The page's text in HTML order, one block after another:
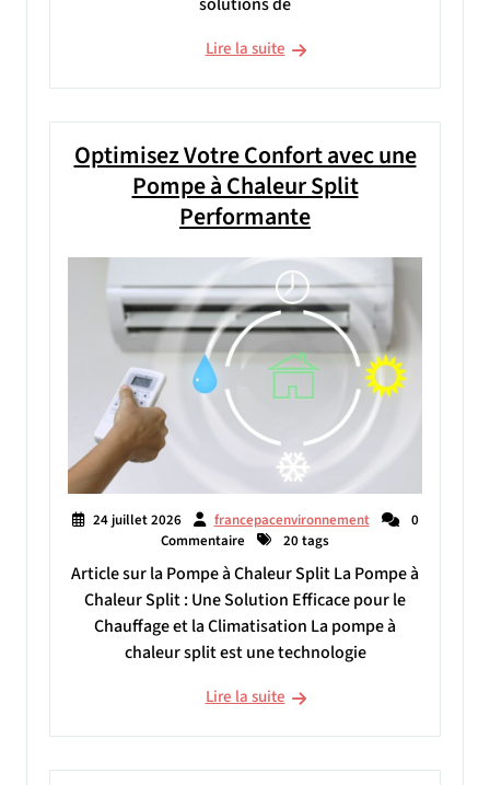
Lire la suite
Optimisez Votre Confort avec une
Pompe à Chaleur Split
Performante
24 juillet 2026 francepacenvironnement
0
Commentaire
20 tags
Article sur la Pompe à Chaleur Split La Pompe à
Chaleur Split : Une Solution Efficace pour le
Chauffage et la Climatisation La pompe à
chaleur split est une technologie
Lire la suite